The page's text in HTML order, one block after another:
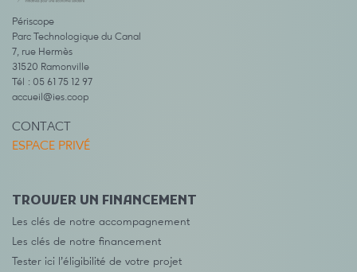
Périscope
Parc Technologique du Canal
7, rue Hermès
31520 Ramonville
Tél : 05 61 75 12 97
accueil@ies.coop
CONTACT
ESPACE PRIVÉ
TROUVER UN FINANCEMENT
Les clés de notre accompagnement
Les clés de notre financement
Tester ici l’éligibilité de votre projet